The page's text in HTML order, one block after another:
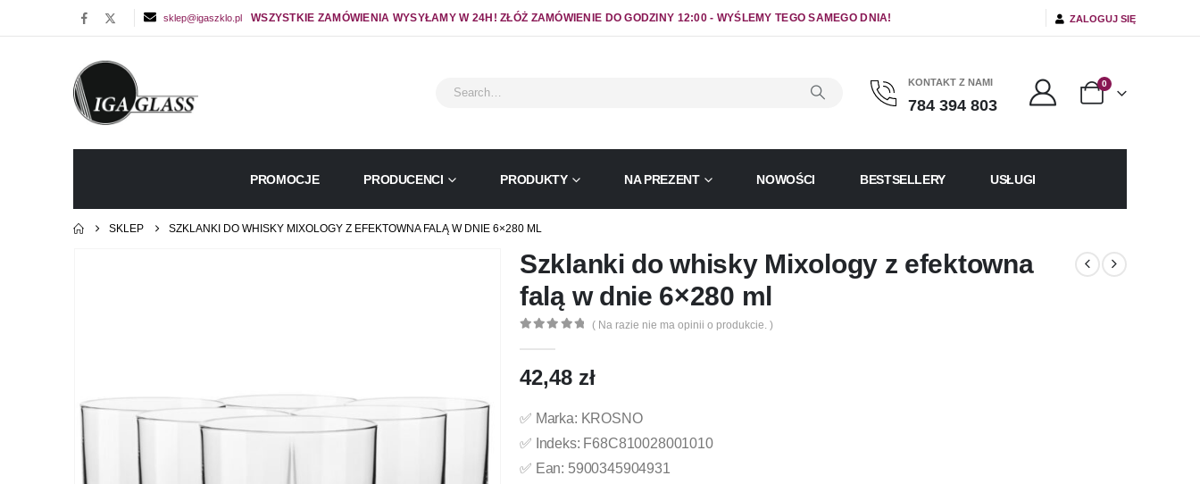
sklep@igaszklo.pl WSZYSTKIE ZAMÓWIENIA WYSYŁAMY W 24H! ZŁÓŻ ZAMÓWIENIE DO GODZINY 12:00 - WYŚLEMY TEGO SAMEGO DNIA! ZALOGUJ SIĘ
KONTAKT Z NAMI
784 394 803
0
PROMOCJE PRODUCENCI PRODUKTY NA PREZENT NOWOŚCI BESTSELLERY USŁUGI
SKLEP SZKLANKI DO WHISKY MIXOLOGY Z EFEKTOWNA FALĄ W DNIE 6×280 ML
Szklanki do whisky Mixology z efektowna
falą w dnie 6×280 ml
( Na razie nie ma opinii o produkcie. )
42,48 zł
✅ Marka: KROSNO
✅ Indeks: F68C810028001010
✅ Ean: 5900345904931